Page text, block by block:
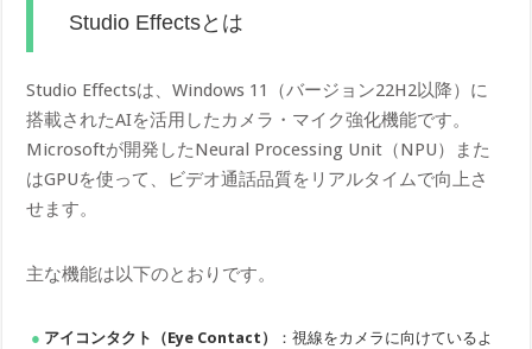
Studio Effectsとは
Studio Effectsは、Windows 11（バージョン22H2以降）に
搭載されたAIを活用したカメラ・マイク強化機能です。
Microsoftが開発したNeural Processing Unit（NPU）また
はGPUを使って、ビデオ通話品質をリアルタイムで向上さ
せます。
主な機能は以下のとおりです。
アイコンタクト（Eye Contact）
：視線をカメラに向けているよ